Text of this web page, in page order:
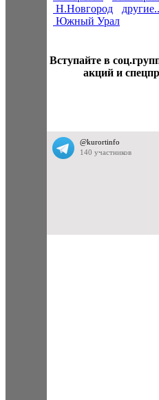
Н.Новгород
Южный Урал
Вступайте в
акций и